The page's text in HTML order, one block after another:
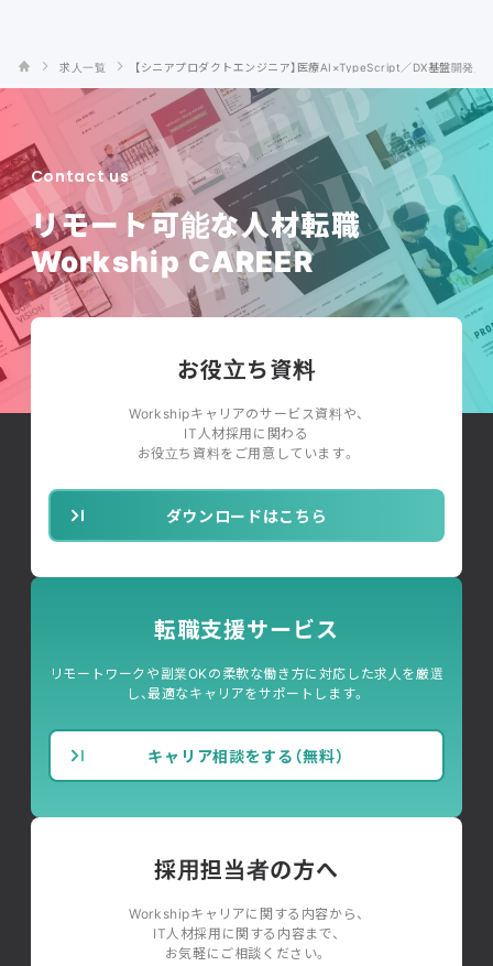
求人一覧 【シニアプロダクトエンジニア】医療AI×TypeScript／DX基盤開発／
Contact us
リモート可能な人材転職
Workship CAREER
お役立ち資料
Workshipキャリアのサービス資料や、
IT人材採用に関わる
お役立ち資料をご用意しています。
ダウンロードはこちら
転職支援サービス
リモートワークや副業OKの柔軟な働き方に対応した求人を厳選
し、最適なキャリアをサポートします。
キャリア相談をする（無料）
採用担当者の方へ
Workshipキャリアに関する内容から、
IT人材採用に関する内容まで、
お気軽にご相談ください。